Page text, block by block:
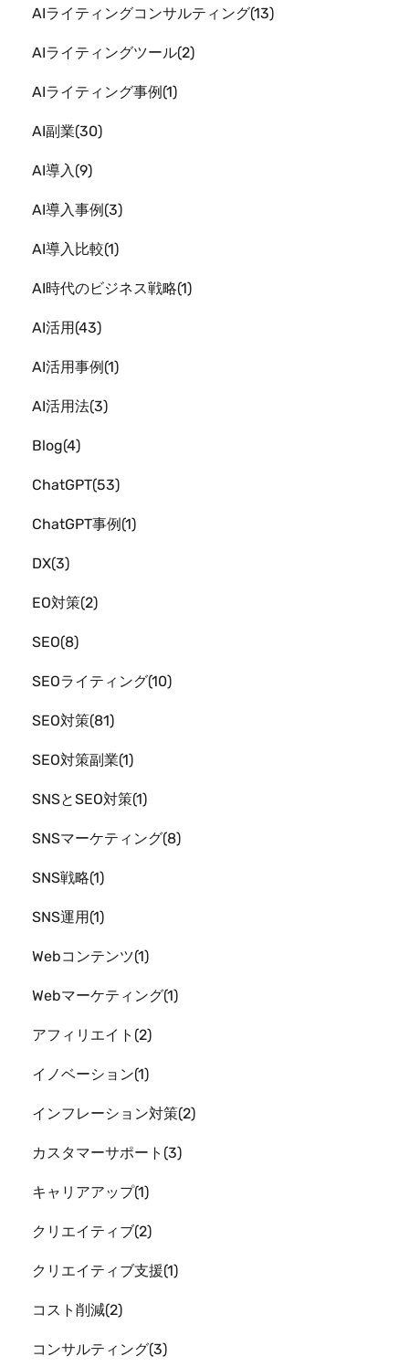
AIライティングコンサルティング 13
AIライティングツール 2
AIライティング事例 1
AI副業 30
AI導入 9
AI導入事例 3
AI導入比較 1
AI時代のビジネス戦略 1
AI活用 43
AI活用事例 1
AI活用法 3
Blog 4
ChatGPT 53
ChatGPT事例 1
DX 3
EO対策 2
SEO 8
SEOライティング 10
SEO対策 81
SEO対策副業 1
SNSとSEO対策 1
SNSマーケティング 8
SNS戦略 1
SNS運用 1
Webコンテンツ 1
Webマーケティング 1
アフィリエイト 2
イノベーション 1
インフレーション対策 2
カスタマーサポート 3
キャリアアップ 1
クリエイティブ 2
クリエイティブ支援 1
コスト削減 2
コンサルティング 3